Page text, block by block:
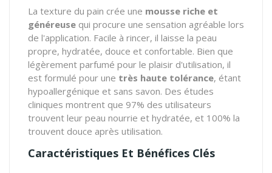
La texture du pain crée une mousse riche et
généreuse qui procure une sensation agréable lors
de l'application. Facile à rincer, il laisse la peau
propre, hydratée, douce et confortable. Bien que
légèrement parfumé pour le plaisir d'utilisation, il
est formulé pour une très haute tolérance, étant
hypoallergénique et sans savon. Des études
cliniques montrent que 97% des utilisateurs
trouvent leur peau nourrie et hydratée, et 100% la
trouvent douce après utilisation.
Caractéristiques Et Bénéfices Clés